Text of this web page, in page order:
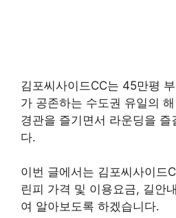
김포씨사이드CC는 45만평
가 공존하는 수도권 유일의
경관을 즐기면서 라운딩을 즐
다.
이번 글에서는 김포씨사이드
린피 가격 및 이용요금, 길안
여 알아보도록 하겠습니다.